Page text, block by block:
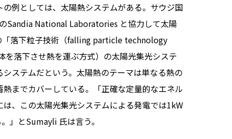
例としては、太陽熱システムがある。サウジ国
Sandia National Laboratories と協力して太陽
「落下粒子技術（falling particle technology
落下させ熱を運ぶ方式）の太陽光集光システ
ステムだという。太陽熱のテーマは単なる熱の
までカバーしている。「正確な定量的なエネル
、この太陽光集光システムによる発電では1kW
」とSumayli 氏は言う。